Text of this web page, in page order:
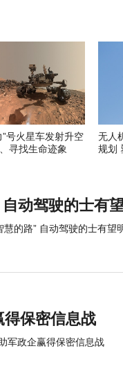
”号火星车发射升空
寻找生命迹象
无人
规划
动驾驶的士有
慧的路” 自动驾驶的士有望
保密信息战
军政企赢得保密信息战